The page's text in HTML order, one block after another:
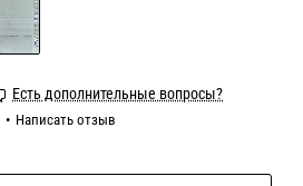
Есть дополнительные вопросы?
• Написать отзыв